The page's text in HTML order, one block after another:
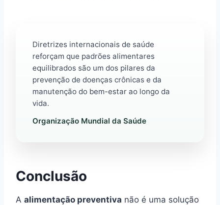
Diretrizes internacionais de saúde
reforçam que padrões alimentares
equilibrados são um dos pilares da
prevenção de doenças crônicas e da
manutenção do bem-estar ao longo da
vida.
Organização Mundial da Saúde
Conclusão
A alimentação preventiva não é uma solução